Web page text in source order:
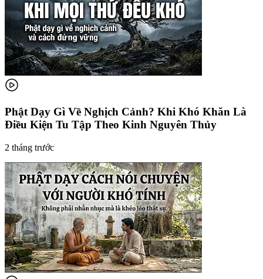
Phật Dạy Gì Về Nghịch Cảnh? Khi Khó Khăn Là
Điều Kiện Tu Tập Theo Kinh Nguyên Thủy
2 tháng trước